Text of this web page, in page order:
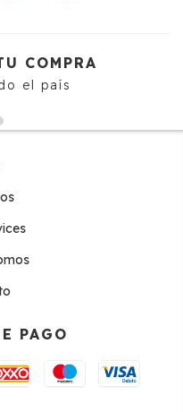
COMPRA
el país
PAGO